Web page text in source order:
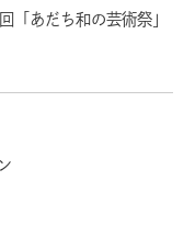
「あだち和の芸術祭」